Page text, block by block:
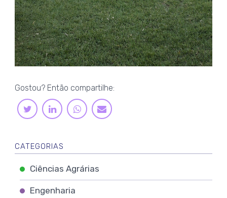
Gostou? Então compartilhe:
TWITTERLINKEDINWHATSAPP
E-
MAIL
CATEGORIAS
Ciências Agrárias
Engenharia